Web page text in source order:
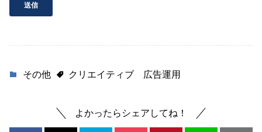
その他 クリエイティブ 広告運用
よかったらシェアしてね！